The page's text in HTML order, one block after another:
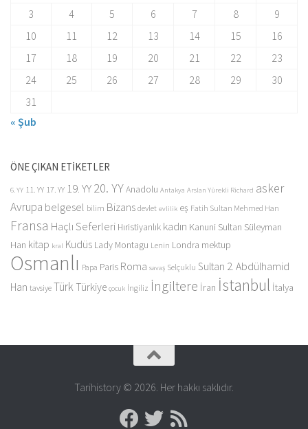
3
4 5 6 7 8
9
10
11 12 13 14 15
16
17
18 19 20 21 22
23
24
25 26 27 28 29
30
31
« Şub
ÖNE ÇIKAN ETİKETLER
6. YY 11. YY 17. YY 19. YY20. YYAnadolu Antakya Arslan Yürekli Richard asker
Avrupa belgesel bilim Bizans devlet evlilik eş Fatih Sultan Mehmed Han
Fransa Haçlı Seferleri Hıristiyanlık kadın Kanuni Sultan Süleyman
Han kitap kral Kudüs Lady Montagu Lenin Londra mektup
Osmanlı Papa Paris Roma savaş Selçuklu Sultan 2. Abdülhamid
Han tavsiye Türk Türkiye çocuk İngiliz İngiltere İran İstanbul İtalya
Tarihistory © 2026. Her hakkı saklıdır.